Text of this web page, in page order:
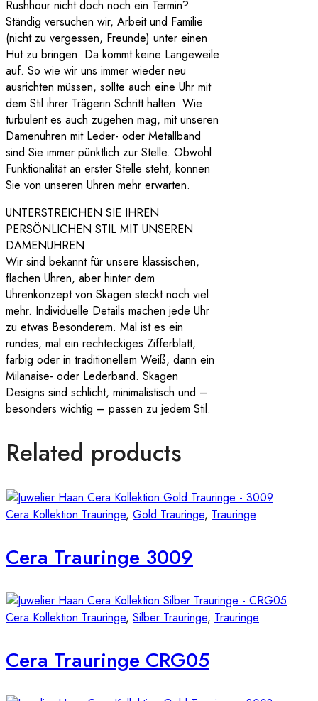
Rushhour nicht doch noch ein Termin?
Ständig versuchen wir, Arbeit und Familie
(nicht zu vergessen, Freunde) unter einen
Hut zu bringen. Da kommt keine Langeweile
auf. So wie wir uns immer wieder neu
ausrichten müssen, sollte auch eine Uhr mit
dem Stil ihrer Trägerin Schritt halten. Wie
turbulent es auch zugehen mag, mit unseren
Damenuhren mit Leder- oder Metallband
sind Sie immer pünktlich zur Stelle. Obwohl
Funktionalität an erster Stelle steht, können
Sie von unseren Uhren mehr erwarten.
UNTERSTREICHEN SIE IHREN
PERSÖNLICHEN STIL MIT UNSEREN
DAMENUHREN
Wir sind bekannt für unsere klassischen,
flachen Uhren, aber hinter dem
Uhrenkonzept von Skagen steckt noch viel
mehr. Individuelle Details machen jede Uhr
zu etwas Besonderem. Mal ist es ein
rundes, mal ein rechteckiges Zifferblatt,
farbig oder in traditionellem Weiß, dann ein
Milanaise- oder Lederband. Skagen
Designs sind schlicht, minimalistisch und –
besonders wichtig – passen zu jedem Stil.
Related products
Cera Kollektion Trauringe, Gold Trauringe, Trauringe
Cera Trauringe 3009
Cera Kollektion Trauringe, Silber Trauringe, Trauringe
Cera Trauringe CRG05